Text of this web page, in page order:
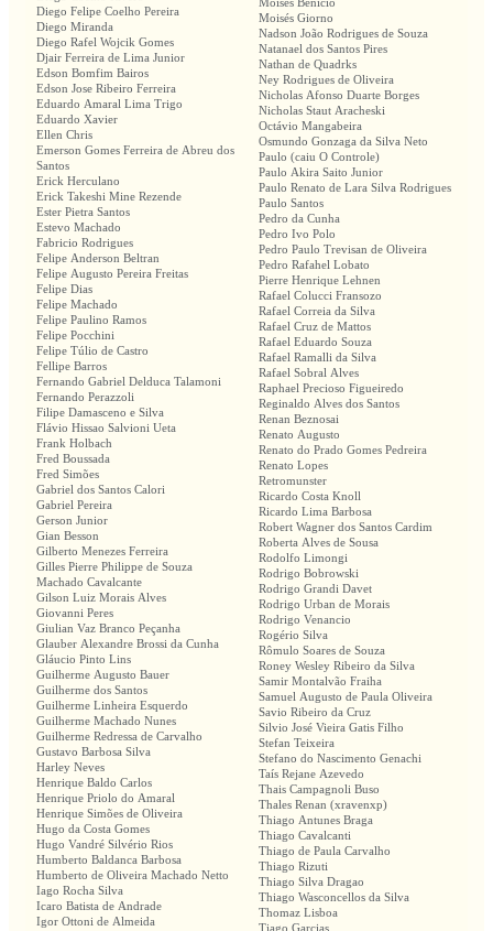
Diego Felipe Coelho Pereira
Diego Miranda
Diego Rafel Wojcik Gomes
Djair Ferreira de Lima Junior
Edson Bomfim Bairos
Edson Jose Ribeiro Ferreira
Eduardo Amaral Lima Trigo
Eduardo Xavier
Ellen Chris
Emerson Gomes Ferreira de Abreu dos
Santos
Erick Herculano
Erick Takeshi Mine Rezende
Ester Pietra Santos
Estevo Machado
Fabricio Rodrigues
Felipe Anderson Beltran
Felipe Augusto Pereira Freitas
Felipe Dias
Felipe Machado
Felipe Paulino Ramos
Felipe Pocchini
Felipe Túlio de Castro
Fellipe Barros
Fernando Gabriel Delduca Talamoni
Fernando Perazzoli
Filipe Damasceno e Silva
Flávio Hissao Salvioni Ueta
Frank Holbach
Fred Boussada
Fred Simões
Gabriel dos Santos Calori
Gabriel Pereira
Gerson Junior
Gian Besson
Gilberto Menezes Ferreira
Gilles Pierre Philippe de Souza
Machado Cavalcante
Gilson Luiz Morais Alves
Giovanni Peres
Giulian Vaz Branco Peçanha
Glauber Alexandre Brossi da Cunha
Gláucio Pinto Lins
Guilherme Augusto Bauer
Guilherme dos Santos
Guilherme Linheira Esquerdo
Guilherme Machado Nunes
Guilherme Redressa de Carvalho
Gustavo Barbosa Silva
Harley Neves
Henrique Baldo Carlos
Henrique Priolo do Amaral
Henrique Simões de Oliveira
Hugo da Costa Gomes
Hugo Vandré Silvério Rios
Humberto Baldanca Barbosa
Humberto de Oliveira Machado Netto
Iago Rocha Silva
Icaro Batista de Andrade
Igor Ottoni de Almeida
Moisés Benicio
Moisés Giorno
Nadson João Rodrigues de Souza
Natanael dos Santos Pires
Nathan de Quadrks
Ney Rodrigues de Oliveira
Nicholas Afonso Duarte Borges
Nicholas Staut Aracheski
Octávio Mangabeira
Osmundo Gonzaga da Silva Neto
Paulo (caiu O Controle)
Paulo Akira Saito Junior
Paulo Renato de Lara Silva Rodrigues
Paulo Santos
Pedro da Cunha
Pedro Ivo Polo
Pedro Paulo Trevisan de Oliveira
Pedro Rafahel Lobato
Pierre Henrique Lehnen
Rafael Colucci Fransozo
Rafael Correia da Silva
Rafael Cruz de Mattos
Rafael Eduardo Souza
Rafael Ramalli da Silva
Rafael Sobral Alves
Raphael Precioso Figueiredo
Reginaldo Alves dos Santos
Renan Beznosai
Renato Augusto
Renato do Prado Gomes Pedreira
Renato Lopes
Retromunster
Ricardo Costa Knoll
Ricardo Lima Barbosa
Robert Wagner dos Santos Cardim
Roberta Alves de Sousa
Rodolfo Limongi
Rodrigo Bobrowski
Rodrigo Grandi Davet
Rodrigo Urban de Morais
Rodrigo Venancio
Rogério Silva
Rômulo Soares de Souza
Roney Wesley Ribeiro da Silva
Samir Montalvão Fraiha
Samuel Augusto de Paula Oliveira
Savio Ribeiro da Cruz
Silvio José Vieira Gatis Filho
Stefan Teixeira
Stefano do Nascimento Genachi
Taís Rejane Azevedo
Thais Campagnoli Buso
Thales Renan (xravenxp)
Thiago Antunes Braga
Thiago Cavalcanti
Thiago de Paula Carvalho
Thiago Rizuti
Thiago Silva Dragao
Thiago Wasconcellos da Silva
Thomaz Lisboa
Tiago Garcias